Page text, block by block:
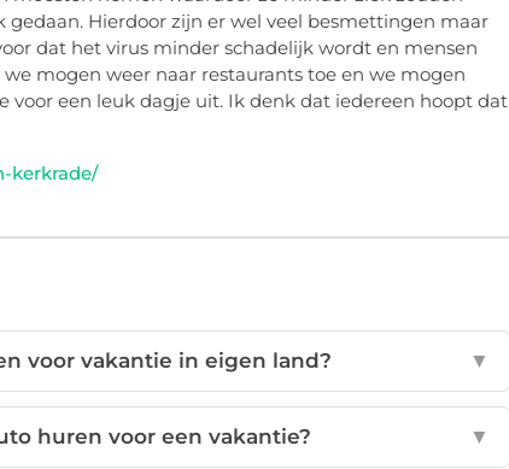
Hierdoor zijn er wel veel besmettingen maar
dat het virus minder schadelijk wordt en mensen
mogen weer naar restaurants toe en we mogen
voor een leuk dagje uit. Ik denk dat iedereen hoopt dat
kerkrade/
voor vakantie in eigen land? ▼
huren voor een vakantie? ▼